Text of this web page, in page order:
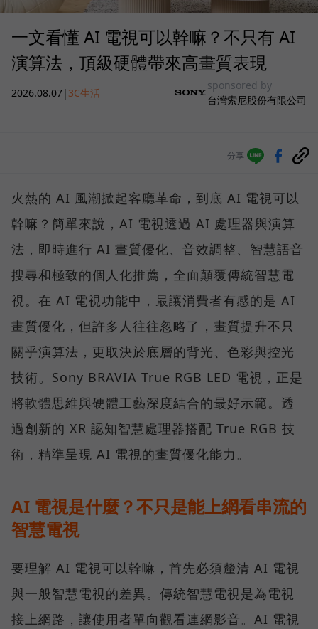
一文看懂 AI 電視可以幹嘛？不只有 AI
演算法，頂級硬體帶來高畫質表現
2026.08.07| 3C生活
sponsored by
台灣索尼股份有限公司
分享
火熱的 AI 風潮掀起客廳革命，到底 AI 電視可以
幹嘛？簡單來說，AI 電視透過 AI 處理器與演算
法，即時進行 AI 畫質優化、音效調整、智慧語音
搜尋和極致的個人化推薦，全面顛覆傳統智慧電
視。在 AI 電視功能中，最讓消費者有感的是 AI
畫質優化，但許多人往往忽略了，畫質提升不只
關乎演算法，更取決於底層的背光、色彩與控光
技術。Sony BRAVIA True RGB LED 電視，正是
將軟體思維與硬體工藝深度結合的最好示範。透
過創新的 XR 認知智慧處理器搭配 True RGB 技
術，精準呈現 AI 電視的畫質優化能力。
AI 電視是什麼？不只是能上網看串流的
智慧電視
要理解 AI 電視可以幹嘛，首先必須釐清 AI 電視
與一般智慧電視的差異。傳統智慧電視是為電視
接上網路，讓使用者單向觀看連網影音。AI 電視